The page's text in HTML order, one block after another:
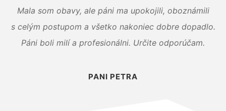
Mala som obavy, ale páni ma upokojili, oboznámili
s celým postupom a všetko nakoniec dobre dopadlo.
Páni boli milí a profesionálni. Určite odporúčam.
PANI PETRA